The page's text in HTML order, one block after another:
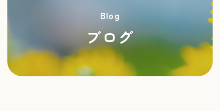
Blog
ブログ